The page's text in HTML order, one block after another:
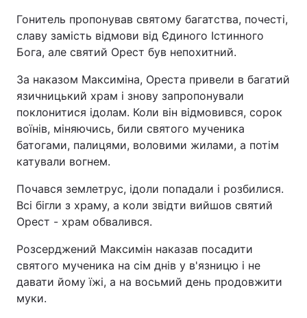
Гонитель пропонував святому багатства, почесті,
славу замість відмови від Єдиного Істинного
Бога, але святий Орест був непохитний.
За наказом Максиміна, Ореста привели в багатий
язичницький храм і знову запропонували
поклонитися ідолам. Коли він відмовився, сорок
воїнів, міняючись, били святого мученика
батогами, палицями, воловими жилами, а потім
катували вогнем.
Почався землетрус, ідоли попадали і розбилися.
Всі бігли з храму, а коли звідти вийшов святий
Орест - храм обвалився.
Розсерджений Максимін наказав посадити
святого мученика на сім днів у в'язницю і не
давати йому їжі, а на восьмий день продовжити
муки.